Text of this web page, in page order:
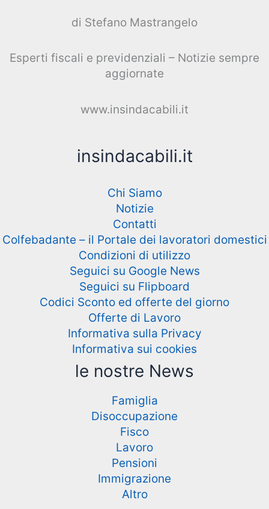
di Stefano Mastrangelo
Esperti fiscali e previdenziali – Notizie sempre
aggiornate
www.insindacabili.it
insindacabili.it
Chi Siamo
Notizie
Contatti
Colfebadante – il Portale dei lavoratori domestici
Condizioni di utilizzo
Seguici su Google News
Seguici su Flipboard
Codici Sconto ed offerte del giorno
Offerte di Lavoro
Informativa sulla Privacy
Informativa sui cookies
le nostre News
Famiglia
Disoccupazione
Fisco
Lavoro
Pensioni
Immigrazione
Altro